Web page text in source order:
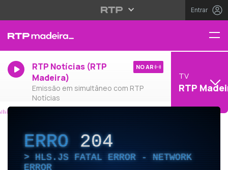
Entrar
RTP Notícias (RTP
Madeira)
Emissão em simultâneo com RTP
Notícias
NO AR
TV
RTP
ERRO204
HLS.JS FATAL ERROR - NETWORK
ERROR